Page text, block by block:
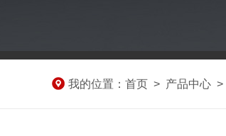
我的位置： 首页 > 产品中心 >